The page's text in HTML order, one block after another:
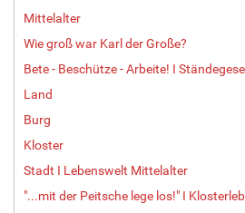
Mittelalter
Wie groß war Karl der Große?
Bete - Beschütze - Arbeite! I
Land
Burg
Kloster
Stadt I Lebenswelt Mittelalter
"...mit der Peitsche lege los!" I